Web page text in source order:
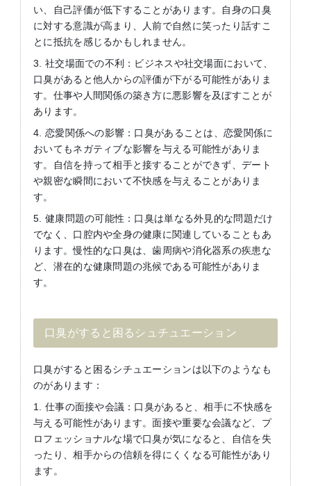
い、自己評価が低下することがあります。自身の口臭
に対する意識が高まり、人前で自然に笑ったり話すこ
とに抵抗を感じるかもしれません。
3. 社交場面での不利：ビジネスや社交場面において、
口臭があると他人からの評価が下がる可能性がありま
す。仕事や人間関係の築き方に悪影響を及ぼすことが
あります。
4. 恋愛関係への影響：口臭があることは、恋愛関係に
おいてもネガティブな影響を与える可能性がありま
す。自信を持って相手と接することができず、デート
や親密な瞬間において不快感を与えることがありま
す。
5. 健康問題の可能性：口臭は単なる外見的な問題だけ
でなく、口腔内や全身の健康に関連していることもあ
ります。慢性的な口臭は、歯周病や消化器系の疾患な
ど、潜在的な健康問題の兆候である可能性がありま
す。
口臭がすると困るシュチュエーション
口臭がすると困るシチュエーションは以下のようなも
のがあります：
1. 仕事の面接や会議：口臭があると、相手に不快感を
与える可能性があります。面接や重要な会議など、プ
ロフェッショナルな場で口臭が気になると、自信を失
ったり、相手からの信頼を得にくくなる可能性があり
ます。